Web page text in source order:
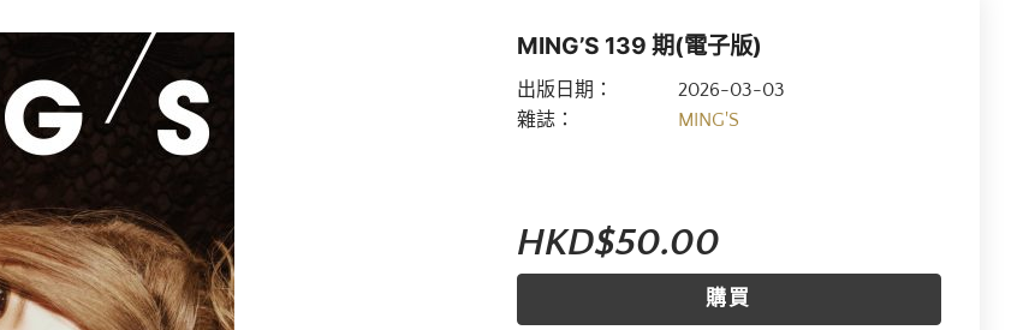
MING’S 139 期(電子版)
出版日期：
2026-03-03
雜誌：
MING'S
HKD$50.00
購買